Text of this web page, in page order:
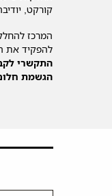
קורקט,
המרכז
להפקיד את
התקשרי
הגשמת